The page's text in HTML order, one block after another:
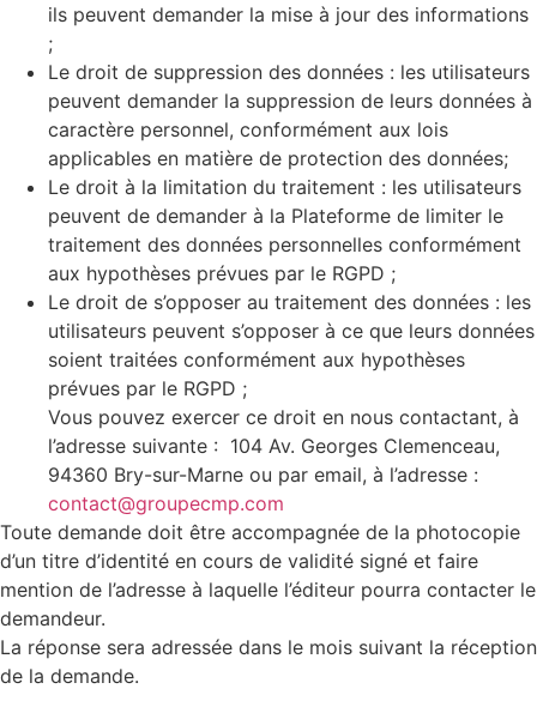
ils peuvent demander la mise à jour des informations
;
Le droit de suppression des données : les utilisateurs
peuvent demander la suppression de leurs données à
caractère personnel, conformément aux lois
applicables en matière de protection des données;
Le droit à la limitation du traitement : les utilisateurs
peuvent de demander à la Plateforme de limiter le
traitement des données personnelles conformément
aux hypothèses prévues par le RGPD ;
Le droit de s’opposer au traitement des données : les
utilisateurs peuvent s’opposer à ce que leurs données
soient traitées conformément aux hypothèses
prévues par le RGPD ;
Vous pouvez exercer ce droit en nous contactant, à
l’adresse suivante : 104 Av. Georges Clemenceau,
94360 Bry-sur-Marne ou par email, à l’adresse :
contact@groupecmp.com
Toute demande doit être accompagnée de la photocopie
d’un titre d’identité en cours de validité signé et faire
mention de l’adresse à laquelle l’éditeur pourra contacter le
demandeur.
La réponse sera adressée dans le mois suivant la réception
de la demande.